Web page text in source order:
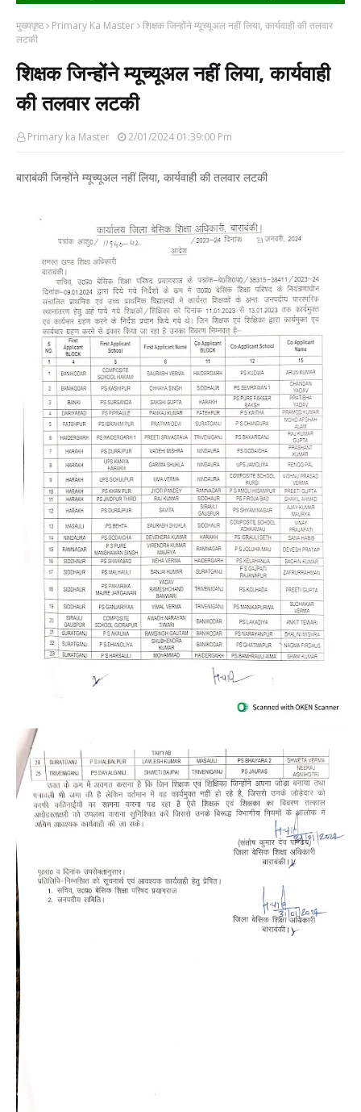
मुख्यपृष्ठ Primary Ka Master शिक्षक जिन्होंने म्यूच्यूअल नहीं लिया, कार्यवाही की तलवार
लटकी
शिक्षक जिन्होंने म्यूच्यूअल नहीं लिया, कार्यवाही
की तलवार लटकी
Primary ka Master 2/01/2024 01:39:00 Pm
बाराबंकी जिन्होंने म्यूच्यूअल नहीं लिया, कार्यवाही की तलवार लटकी